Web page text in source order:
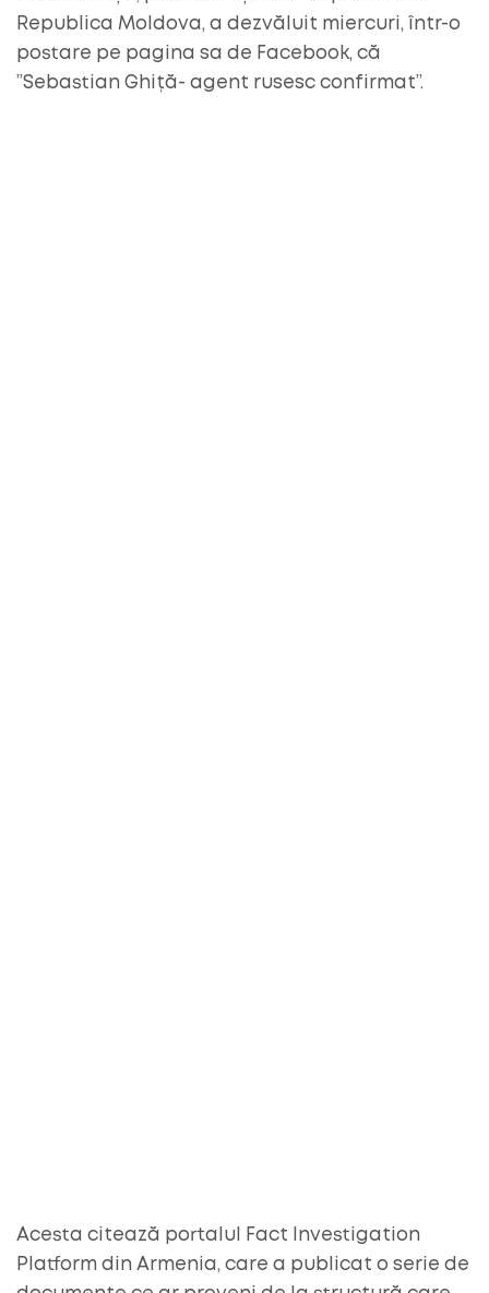
Republica Moldova, a dezvăluit miercuri, într-o
postare pe pagina sa de Facebook, că
”Sebastian Ghiță- agent rusesc confirmat”.
Acesta citează portalul Fact Investigation
Platform din Armenia, care a publicat o serie de